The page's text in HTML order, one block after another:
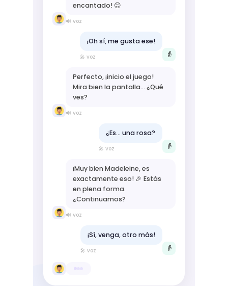
encantado! 😊
🔊 voz
👵
¡Oh sí, me gusta ese!
🎤 voz
Perfecto, ¡inicio el juego!
Mira bien la pantalla... ¿Qué
ves?
🔊 voz
👵
¿Es... una rosa?
🎤 voz
¡Muy bien Madeleine, es
exactamente eso! 🎉 Estás
en plena forma.
¿Continuamos?
🔊 voz
👵
¡Sí, venga, otro más!
🎤 voz